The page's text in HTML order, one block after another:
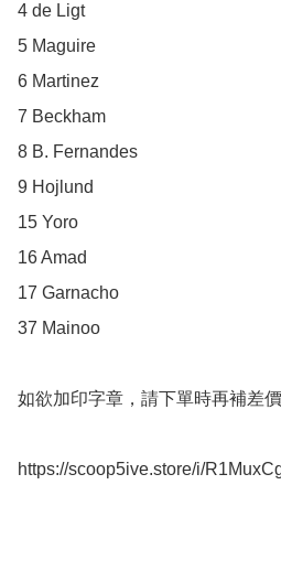
4 de Ligt
5 Maguire
6 Martinez
7 Beckham
8 B. Fernandes
9 Hojlund
15 Yoro
16 Amad
17 Garnacho
37 Mainoo
如欲加印字章，請下單時再補差